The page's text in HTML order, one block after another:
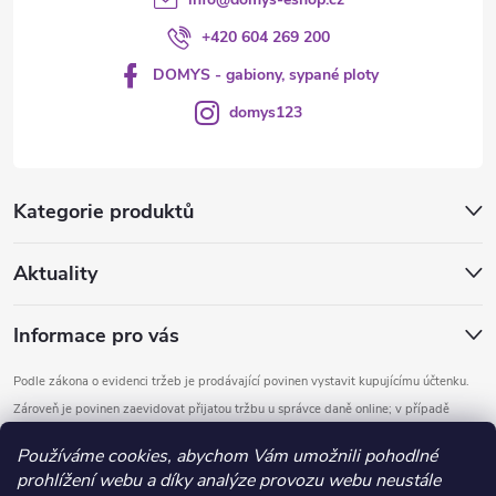
Používáme cookies, abychom Vám umožnili pohodlné
prohlížení webu a díky analýze provozu webu neustále
Kategorie produktů
Aktuality
Informace pro vás
Podle zákona o evidenci tržeb je prodávající povinen vystavit kupujícímu účtenku.
Zároveň je povinen zaevidovat přijatou tržbu u správce daně online; v případě
+420 604 269 200
DOMYS - gabiony, sypané ploty
domys123